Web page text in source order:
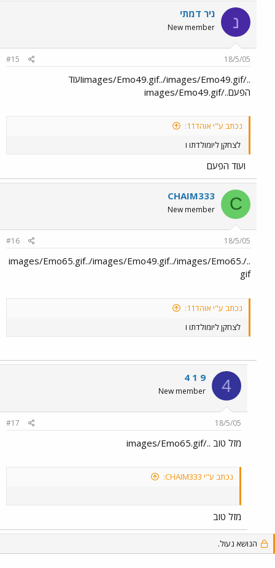
נ ניר דמתי
New member
18/5/05
#15
../images/Emo49.gif../images/Emo49.gifועוד
הפעם../images/Emo49.gif
נכתב ע"י אוהד11:
לצחקן ליומולדתו ו
ועוד הפעם
C
CHAIM333
New member
18/5/05
#16
../images/Emo65.gif../images/Emo49.gif../images/Emo65.
gif
נכתב ע"י אוהד11:
לצחקן ליומולדתו ו
4
4 1 9
New member
18/5/05
#17
מזל טוב ../images/Emo65.gif
נכתב ע"י CHAIM333:
מזל טוב
הנושא נעול.